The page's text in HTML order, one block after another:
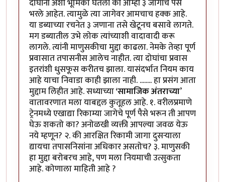
दोघांनी अशी भूमिका घेतली की आम्ही ३ जागांचे पैसे
भरले आहेत. त्यामुळे त्या जागेवर आमचाच हक्क आहे.
या डब्याच्या रचनेत ३ जणाना तसे खेटूनच बसावे लागते.
मग डब्यातील उभे लोक त्यांच्याशी वादावादी करू
लागले. त्यांनी माणुसकीचा मुद्दा काढला. नेमके तेव्हा पूर्ण
प्रवासात तपासनीस आलेच नाहीत. त्या दोघांचा प्रवास
इतरांशी धुसफूस करीतच झाला. यासंदर्भात नियम काय
आहे याचा निवाडा काही झाला नाही. ........ हा प्रसंग आता
मुद्दाम लिहीत आहे. सध्याच्या‘सामाजिक अंतराच्या’
वातावरणात मला याबद्दल कुतूहल आहे. १. वरीलप्रमाणे
ट्रेनमध्ये एखाद्या रिकाम्या जागेचे पूर्ण पैसे भरून ती आपण
घेऊ शकतो का? अनोळखी व्यक्ती आपल्या जवळ येऊ
नये म्हणून? २. की आरक्षित रिकामी जागा दुसऱ्याला
द्यायचा तपासनिसांना अधिकार असतोच? ३. माणुसकी
हा मुद्दा बरोबरच आहे, पण मला नियमाची उत्सुकता
आहे. कोणाला माहिती आहे ?